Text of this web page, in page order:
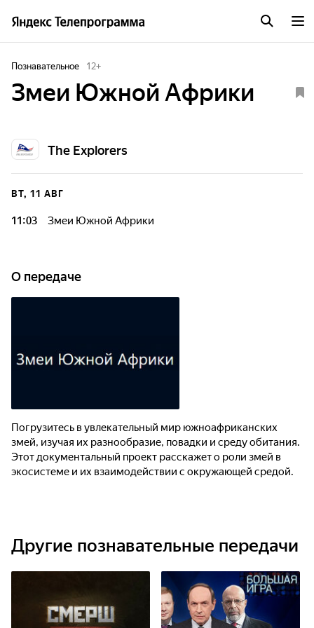
Познавательное 12+
Змеи Южной Африки
The Explorers
ВТ, 11 АВГ
11:03 Змеи Южной Африки
О передаче
Погрузитесь в увлекательный мир южноафриканских
змей, изучая их разнообразие, повадки и среду обитания.
Этот документальный проект расскажет о роли змей в
экосистеме и их взаимодействии с окружающей средой.
Другие познавательные передачи